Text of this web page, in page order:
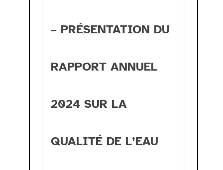
– PRÉSENTATION DU
RAPPORT ANNUEL
2024 SUR LA
QUALITÉ DE L’EAU